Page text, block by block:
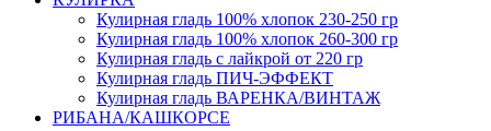
Кулирная гладь 100% хлопок 230-250 гр
Кулирная гладь 100% хлопок 260-300 гр
Кулирная гладь с лайкрой от 220 гр
Кулирная гладь ПИЧ-ЭФФЕКТ
Кулирная гладь ВАРЕНКА/ВИНТАЖ
РИБАНА/КАШКОРСЕ